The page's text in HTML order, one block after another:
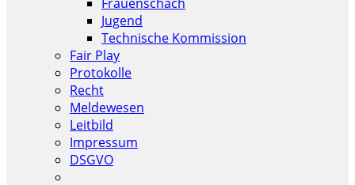
Jugend
Technische Kommission
Fair Play
Protokolle
Recht
Meldewesen
Leitbild
Impressum
DSGVO